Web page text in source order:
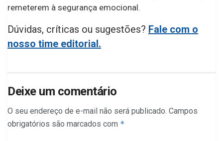
remeterem à segurança emocional.
Dúvidas, críticas ou sugestões? Fale com o
nosso time editorial.
Deixe um comentário
O seu endereço de e-mail não será publicado. Campos
obrigatórios são marcados com *